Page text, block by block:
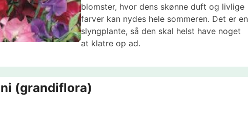
blomster, hvor dens skønne duft og livlige
farver kan nydes hele sommeren. Det er en
slyngplante, så den skal helst have noget
at klatre op ad.
(grandiflora)